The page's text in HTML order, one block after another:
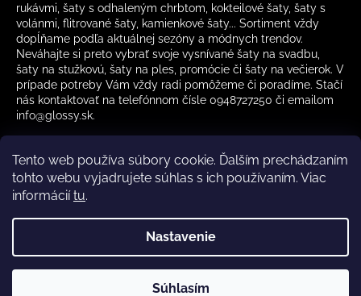
Tento web používa súbory cookie. Ďalším prechádzaním
tohto webu vyjadrujete súhlas s ich používaním. Viac
informáciítu.
Nastavenie
Súhlasím
rukávmi, šaty s odhaleným chrbtom, kokteilové šaty, šaty s
volánmi, flitrované šaty, kamienkové šaty... Sortiment vždy
dopĺňame podľa aktuálnej sezóny a módnych trendov.
Neváhajte si preto vybrať svoje vysnívané šaty na svadbu,
šaty na stužkovú, šaty na ples, promócie či šaty na večierok. V
prípade potreby Vám vždy radi pomôžeme či poradíme. Stačí
nás kontaktovať na telefónnom čísle 0948727250 či emailom
info@glossy.sk.
Kamenná predajňa otváracia doba CZ
Glossy.sk. Všetky práva vyhradené.